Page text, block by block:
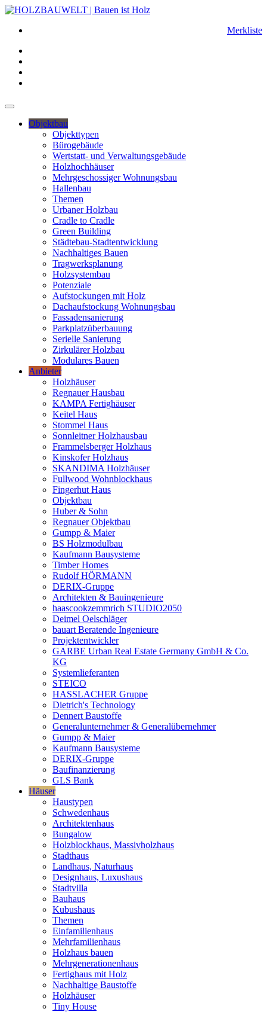
Merkliste
Objektbau
Objekttypen
Bürogebäude
Wertstatt- und Verwaltungsgebäude
Holzhochhäuser
Mehrgeschossiger Wohnungsbau
Hallenbau
Themen
Urbaner Holzbau
Cradle to Cradle
Green Building
Städtebau-Stadtentwicklung
Nachhaltiges Bauen
Tragwerksplanung
Holzsystembau
Potenziale
Aufstockungen mit Holz
Dachaufstockung Wohnungsbau
Fassadensanierung
Parkplatzüberbauung
Serielle Sanierung
Zirkulärer Holzbau
Modulares Bauen
Anbieter
Holzhäuser
Regnauer Hausbau
KAMPA Fertighäuser
Keitel Haus
Stommel Haus
Sonnleitner Holzhausbau
Frammelsberger Holzhaus
Kinskofer Holzhaus
SKANDIMA Holzhäuser
Fullwood Wohnblockhaus
Fingerhut Haus
Objektbau
Huber & Sohn
Regnauer Objektbau
Gumpp & Maier
BS Holzmodulbau
Kaufmann Bausysteme
Timber Homes
Rudolf HÖRMANN
DERIX-Gruppe
Architekten & Bauingenieure
haascookzemmrich STUDIO2050
Deimel Oelschläger
bauart Beratende Ingenieure
Projektentwickler
GARBE Urban Real Estate Germany GmbH & Co.
KG
Systemlieferanten
STEICO
HASSLACHER Gruppe
Dietrich's Technology
Dennert Baustoffe
Generalunternehmer & Generalübernehmer
Gumpp & Maier
Kaufmann Bausysteme
DERIX-Gruppe
Baufinanzierung
GLS Bank
Häuser
Haustypen
Schwedenhaus
Architektenhaus
Bungalow
Holzblockhaus, Massivholzhaus
Stadthaus
Landhaus, Naturhaus
Designhaus, Luxushaus
Stadtvilla
Bauhaus
Kubushaus
Themen
Einfamilienhaus
Mehrfamilienhaus
Holzhaus bauen
Mehrgenerationenhaus
Fertighaus mit Holz
Nachhaltige Baustoffe
Holzhäuser
Tiny House